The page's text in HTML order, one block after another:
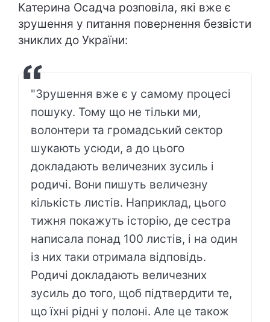
Катерина Осадча розповіла, які вже є
зрушення у питання повернення безвісти
зниклих до України:
"Зрушення вже є у самому процесі
пошуку. Тому що не тільки ми,
волонтери та громадський сектор
шукають усюди, а до цього
докладають величезних зусиль і
родичі. Вони пишуть величезну
кількість листів. Наприклад, цього
тижня покажуть історію, де сестра
написала понад 100 листів, і на один
із них таки отримала відповідь.
Родичі докладають величезних
зусиль до того, щоб підтвердити те,
що їхні рідні у полоні. Але це також